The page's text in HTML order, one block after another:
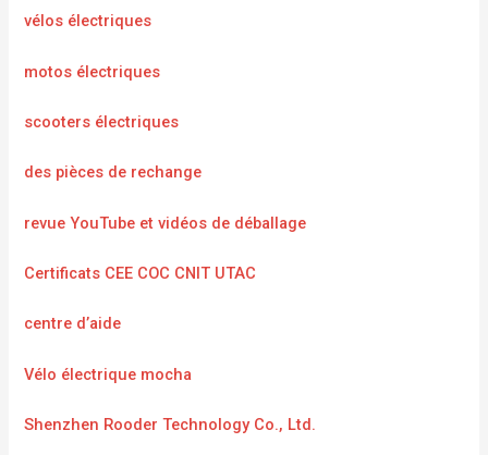
vélos électriques
motos électriques
scooters électriques
des pièces de rechange
revue YouTube et vidéos de déballage
Certificats CEE COC CNIT UTAC
centre d’aide
Vélo électrique mocha
Shenzhen Rooder Technology Co., Ltd.